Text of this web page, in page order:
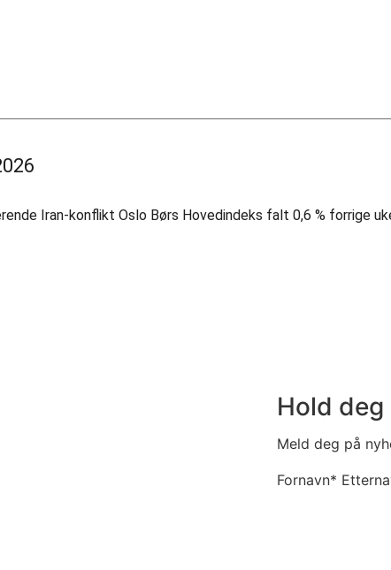
Iran-konflikt Oslo Børs Hovedindeks falt 0,6 % forrige
Hold
Meld deg på
Fornavn*